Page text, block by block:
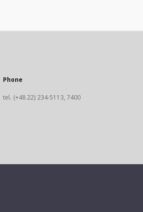
Phone
tel. (+48 22) 234-5113, 7400